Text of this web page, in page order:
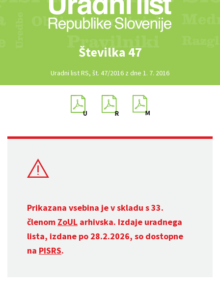
Številka 47
Uradni list RS, št. 47/2016 z dne 1. 7. 2016
Prikazana vsebina je v skladu s 33.
členom ZoUL arhivska. Izdaje uradnega
lista, izdane po 28.2.2026, so dostopne
na PISRS.